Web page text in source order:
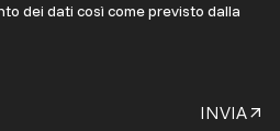
dei dati così come previsto dalla
INVIA